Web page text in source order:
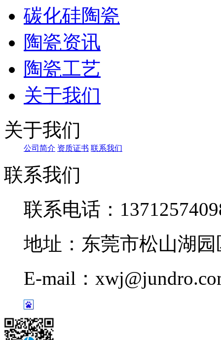
碳化硅陶瓷
陶瓷资讯
陶瓷工艺
关于我们
关于我们
公司简介 资质证书 联系我们
联系我们
联系电话：
地址：东莞市松山湖
E-mail：